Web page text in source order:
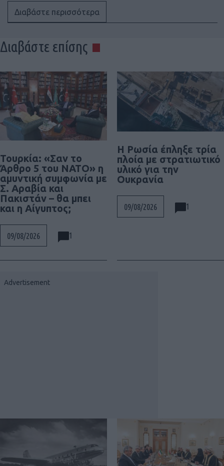
Διαβάστε περισσότερα
Διαβάστε επίσης
Τουρκία: «Σαν το
Άρθρο 5 του ΝΑΤΟ» η
αμυντική συμφωνία με
Σ. Αραβία και
Πακιστάν – θα μπει
και η Αίγυπτος;
09/08/2026 1
Η Ρωσία έπληξε τρία
πλοία με στρατιωτικό
υλικό για την
Ουκρανία
09/08/2026 1